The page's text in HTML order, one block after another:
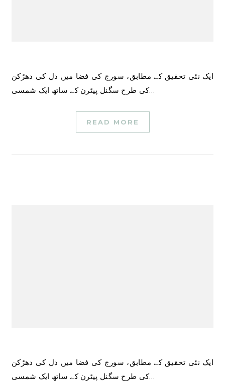
ایک نئی تحقیق کے مطابق، سورج کی فضا میں دل کی دھڑکن
کی طرح سگنل پیٹرن کے ساتھ ایک شمسی…
READ MORE
ایک نئی تحقیق کے مطابق، سورج کی فضا میں دل کی دھڑکن
کی طرح سگنل پیٹرن کے ساتھ ایک شمسی…